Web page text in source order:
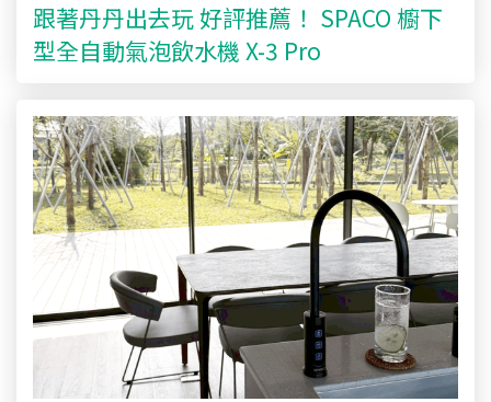
跟著丹丹出去玩 好評推薦！ SPACO 櫥下
型全自動氣泡飲水機 X-3 Pro